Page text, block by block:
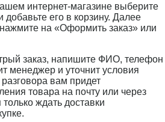
интернет-магазине выберите
его в корзину. Далее
на «Оформить заказ» или
заказ, напишите ФИО, телефон
менеджер и уточнит условия
вам придет
товара на почту или через
ждать доставки